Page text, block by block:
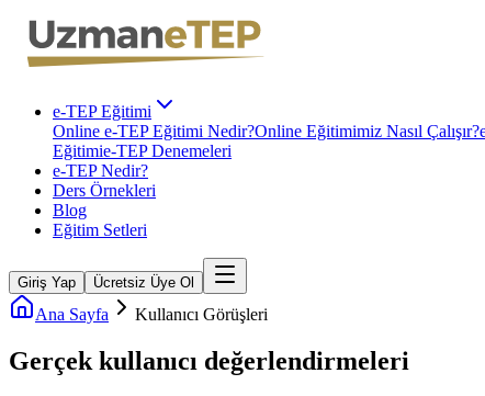
e-TEP Eğitimi
Online e-TEP Eğitimi Nedir?Online Eğitimimiz Nasıl Çalışır?
Eğitimie-TEP Denemeleri
e-TEP Nedir?
Ders Örnekleri
Blog
Eğitim Setleri
Giriş Yap Ücretsiz Üye Ol
Ana Sayfa Kullanıcı Görüşleri
Gerçek kullanıcı değerlendirmeleri